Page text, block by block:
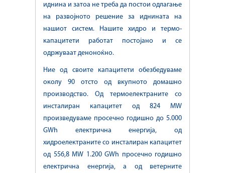
иднина и затоа не треба да постои одлагање
на развојното решение за иднината на
нашиот систем. Нашите хидро и термо-
капацитети работат постојано и се
одржуваат деноноќно.
Ние од своите капацитети обезбедуваме
околу 90 отсто од вкупното домашно
производство. Од термоелектраните со
инсталиран капацитет од 824 МW
произведуваме просечно годишно до 5.000
GWh електрична енергија, од
хидроелектраните со инсталиран капацитет
од 556,8 MW 1.200 GWh просечно годишно
електрична енергија, а од ветерните